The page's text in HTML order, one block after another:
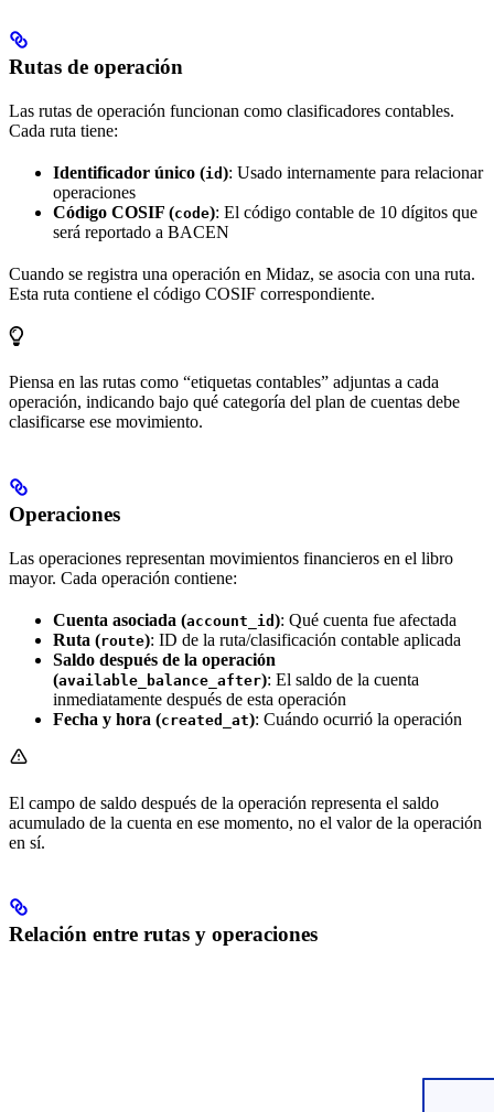
Rutas de operación
Las rutas de operación funcionan como clasificadores contables.
Cada ruta tiene:
Identificador único (id ): Usado internamente para relacionar
operaciones
Código COSIF (code): El código contable de 10 dígitos que
será reportado a BACEN
Cuando se registra una operación en Midaz, se asocia con una ruta.
Esta ruta contiene el código COSIF correspondiente.
Piensa en las rutas como “etiquetas contables” adjuntas a cada
operación, indicando bajo qué categoría del plan de cuentas debe
clasificarse ese movimiento.
Operaciones
Las operaciones representan movimientos financieros en el libro
mayor. Cada operación contiene:
Cuenta asociada (account_id ): Qué cuenta fue afectada
Ruta (route): ID de la ruta/clasificación contable aplicada
Saldo después de la operación
(available_balance_after): El saldo de la cuenta
inmediatamente después de esta operación
Fecha y hora (created_at): Cuándo ocurrió la operación
El campo de saldo después de la operación representa el saldo
acumulado de la cuenta en ese momento, no el valor de la operación
en sí.
Relación entre rutas y operaciones